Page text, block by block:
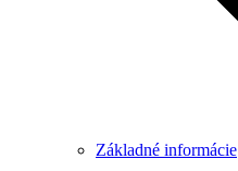
Základné informácie